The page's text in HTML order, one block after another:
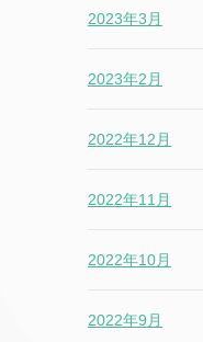
2023年3月
2023年2月
2022年12月
2022年11月
2022年10月
2022年9月